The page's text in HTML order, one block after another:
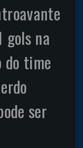
gols na
do time
ser